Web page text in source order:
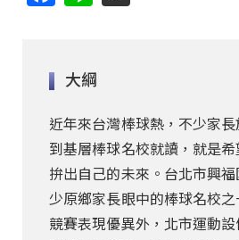
大綱
近年來台灣棒球熱，不少家
到基層棒球名校就讀，就是
拚出自己的未來。台北市興
少原鄉家長眼中的棒球名校
競賽表現優異外，北市運動